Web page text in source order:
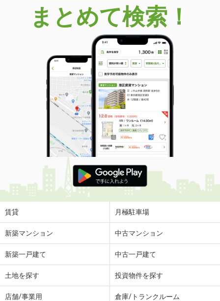
大阪府守口市桜町
価 格
6,180万円
大阪府守口市桜町
89.16m²
間取り
4LDK
大阪府大阪市此花区島屋６
価 格
3,680万円
住 所
大阪府大阪市此花区島屋６
専有面積 82.51m²
間取り
3SLDK
大阪府大阪市此花区酉島３
価 格
1,880万円
住 所
大阪府大阪市此花区酉島３
専有面積
大阪府大阪市西区江之子島２
7,800万円
まとめて検索！
賃貸 月極駐車場
新築マンション 中古マンション
新築一戸建て 中古一戸建て
土地を探す 投資物件を探す
店舗/事業用 倉庫/トランクルーム